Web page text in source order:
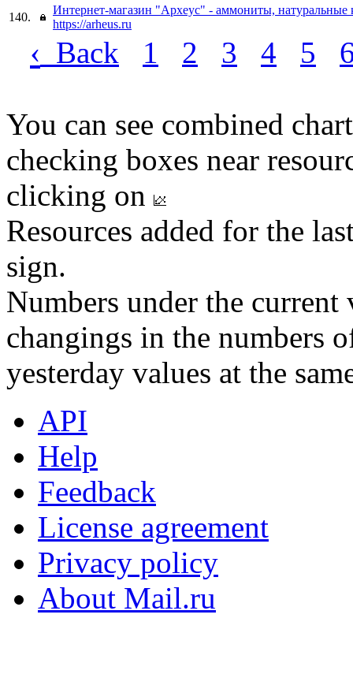
140.
Интернет-магазин "Археус" - аммониты, натуральные
https://arheus.ru
‹ Back 1 2 3 4 5
You can see combined
checking boxes near
clicking on
Resources added for the
sign.
Numbers under the
changings in the numbers
yesterday values at the
API
Help
Feedback
License agreement
Privacy policy
About Mail.ru